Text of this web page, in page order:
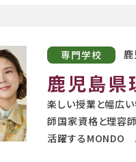
専門学校
鹿児島県
楽しい授業と幅広い
師国家資格と理容
活躍するMONDO